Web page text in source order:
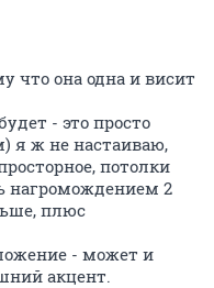
что она одна и висит
- это просто
я ж не настаиваю,
потолки
нагромождением 2
плюс
- может и
акцент.